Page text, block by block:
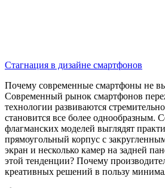
Стагнация в дизайне смартфонов
Почему современные смартфоны не
Современный рынок смартфонов
технологии развиваются
становится все более однообразным.
флагманских моделей выглядят
прямоугольный корпус с
экран и несколько камер на задней
этой тенденции? Почему
креативных решений в пользу